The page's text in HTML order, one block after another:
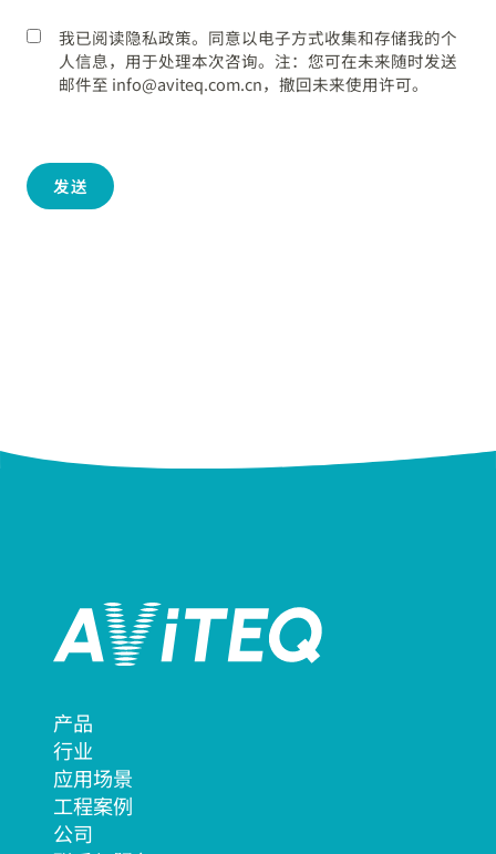
我已阅读隐私政策。同意以电子方式收集和存储我的个
人信息，用于处理本次咨询。注：您可在未来随时发送
邮件至 info@aviteq.com.cn，撤回未来使用许可。
发送
产品
行业
应用场景
工程案例
公司